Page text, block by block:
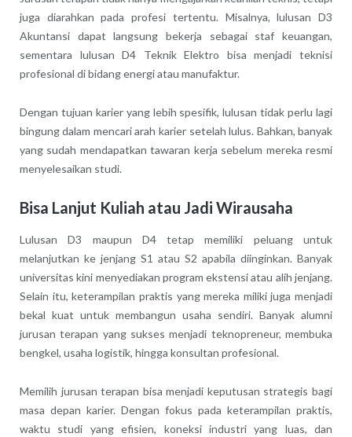
juga diarahkan pada profesi tertentu. Misalnya, lulusan D3
Akuntansi dapat langsung bekerja sebagai staf keuangan,
sementara lulusan D4 Teknik Elektro bisa menjadi teknisi
profesional di bidang energi atau manufaktur.
Dengan tujuan karier yang lebih spesifik, lulusan tidak perlu lagi
bingung dalam mencari arah karier setelah lulus. Bahkan, banyak
yang sudah mendapatkan tawaran kerja sebelum mereka resmi
menyelesaikan studi.
Bisa Lanjut Kuliah atau Jadi Wirausaha
Lulusan D3 maupun D4 tetap memiliki peluang untuk
melanjutkan ke jenjang S1 atau S2 apabila diinginkan. Banyak
universitas kini menyediakan program ekstensi atau alih jenjang.
Selain itu, keterampilan praktis yang mereka miliki juga menjadi
bekal kuat untuk membangun usaha sendiri. Banyak alumni
jurusan terapan yang sukses menjadi teknopreneur, membuka
bengkel, usaha logistik, hingga konsultan profesional.
Memilih jurusan terapan bisa menjadi keputusan strategis bagi
masa depan karier. Dengan fokus pada keterampilan praktis,
waktu studi yang efisien, koneksi industri yang luas, dan